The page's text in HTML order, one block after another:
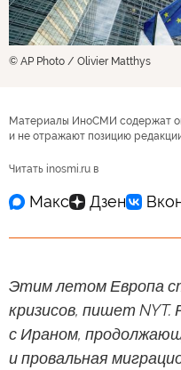
© AP Photo / Olivier Matthys
Материалы ИноСМИ содержат
и не отражают позицию
Читать inosmi.ru в
Этим летом Европа
кризисов, пишет
с Ираном,
и провальная